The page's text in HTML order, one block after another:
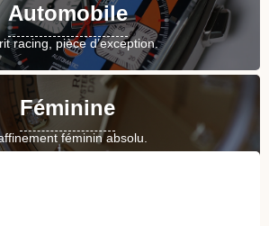
Automobile
racing, pièce d’exception.
Féminine
féminin absolu.